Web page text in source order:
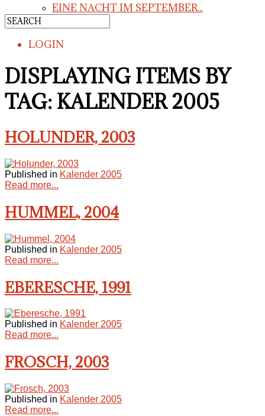
EINE NACHT IM SEPTEMBER...
LOGIN
DISPLAYING ITEMS BY
TAG: KALENDER 2005
HOLUNDER, 2003
Published in Kalender 2005
Read more...
HUMMEL, 2004
Published in Kalender 2005
Read more...
EBERESCHE, 1991
Published in Kalender 2005
Read more...
FROSCH, 2003
Published in Kalender 2005
Read more...